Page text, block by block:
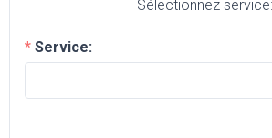
Sélectionnez service:
Service: